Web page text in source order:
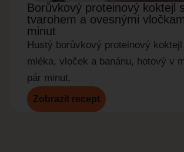
Borůvkový proteinový koktejl s
tvarohem a ovesnými
minut
Hustý borůvkový proteinový
mléka, vloček a banánu, hotový v
pár minut.
Zobrazit recept